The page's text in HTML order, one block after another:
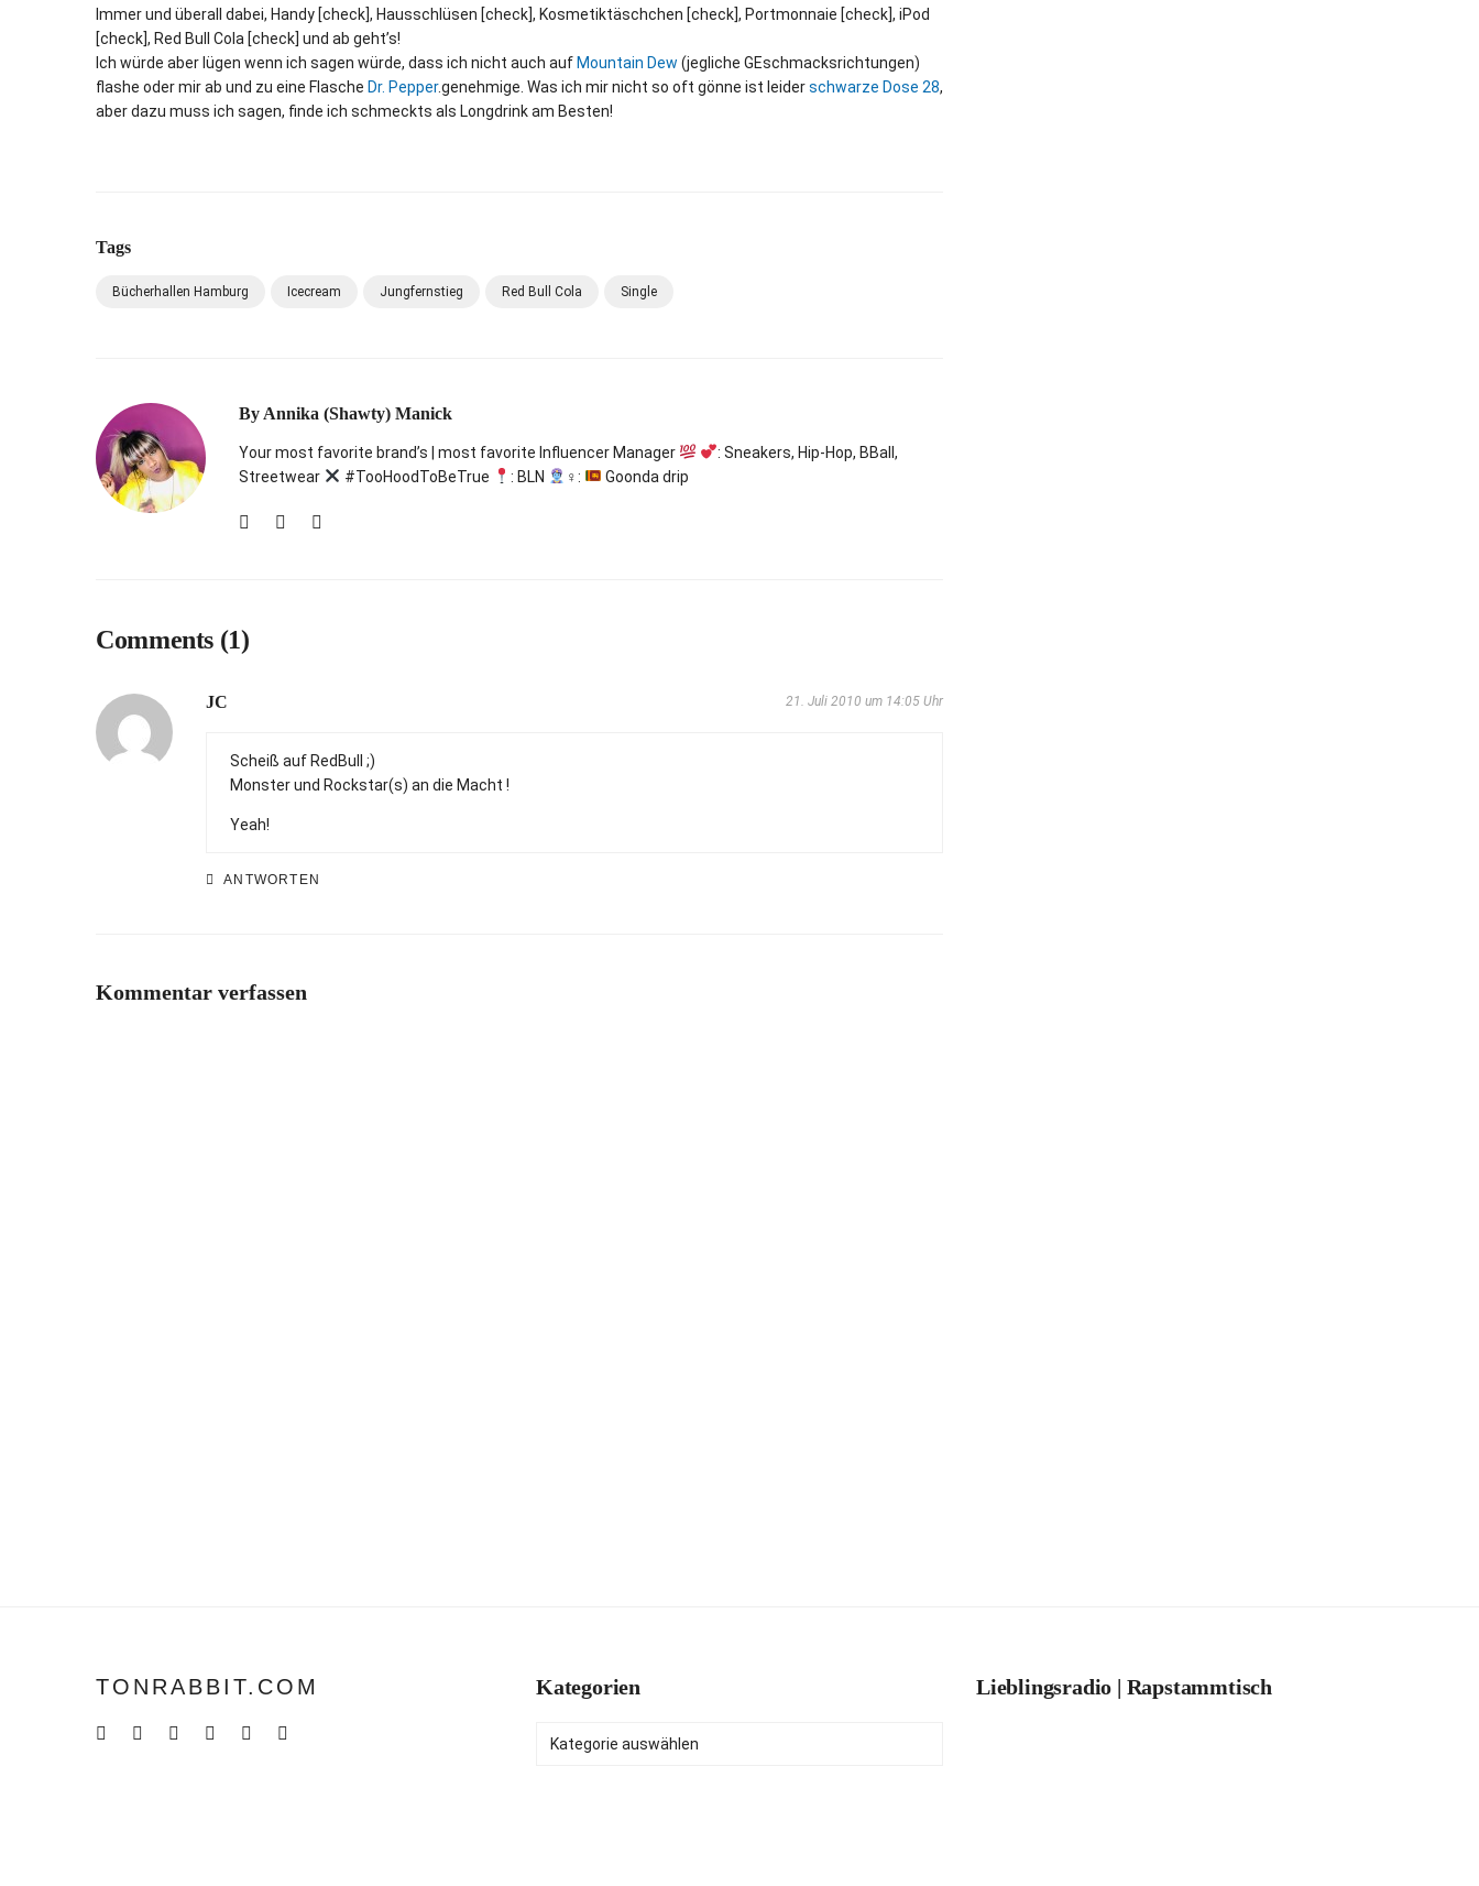
Immer und überall dabei, Handy [check], Hausschlüsen [check], Kosmetiktäschchen [check], Portmonnaie [check], iPod
[check], Red Bull Cola [check] und ab geht’s!
Ich würde aber lügen wenn ich sagen würde, dass ich nicht auch auf Mountain Dew (jegliche GEschmacksrichtungen)
flashe oder mir ab und zu eine Flasche Dr. Pepper.genehmige. Was ich mir nicht so oft gönne ist leiderschwarze Dose 28,
aber dazu muss ich sagen, finde ich schmeckts als Longdrink am Besten!
Tags
Bücherhallen Hamburg Icecream Jungfernstieg Red Bull Cola Single
By Annika (Shawty) Manick
Your most favorite brand’s | most favorite Influencer Manager
: Sneakers, Hip-Hop, BBall,
Streetwear
#TooHoodToBeTrue : BLN ‍♀: Goonda drip
Comments (1)
JC 21. Juli 2010 um 14:05 Uhr
Scheiß auf RedBull ;)
Monster und Rockstar(s) an die Macht !
Yeah!
ANTWORTEN
Kommentar verfassen
Kategorien Lieblingsradio | Rapstammtisch
TONRABBIT.COM